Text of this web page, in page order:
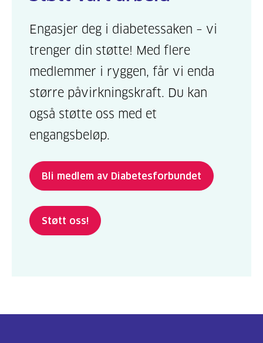
Engasjer deg i diabetessaken – vi
trenger din støtte! Med flere
medlemmer i ryggen, får vi enda
større påvirkningskraft. Du kan
også støtte oss med et
engangsbeløp.
Bli medlem av Diabetesforbundet
Støtt oss!